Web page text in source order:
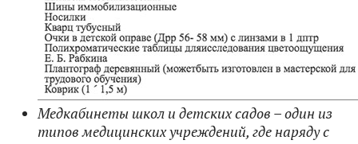
Медкабинеты школ и детских садов – один из
типов медицинских учреждений, где наряду с